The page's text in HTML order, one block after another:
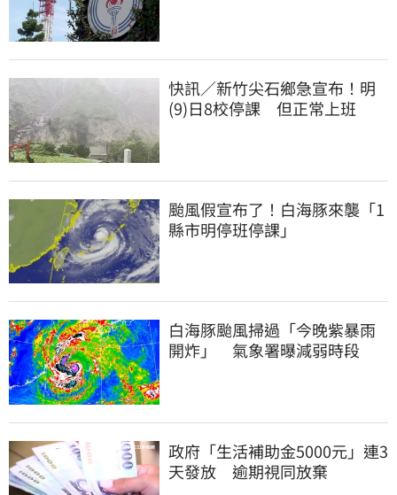
快訊／新竹尖石鄉急宣布！明
(9)日8校停課 但正常上班
颱風假宣布了！白海豚來襲「1
縣市明停班停課」
白海豚颱風掃過「今晚紫暴雨
開炸」 氣象署曝減弱時段
政府「生活補助金5000元」連3
天發放 逾期視同放棄